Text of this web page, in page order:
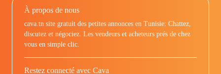
À propos de nous
cava.tn site gratuit des petites annonces en Tunisie: Chattez,
discutez et négociez. Les vendeurs et acheteurs prés de chez
vous en simple clic.
Restez connecté avec Cava